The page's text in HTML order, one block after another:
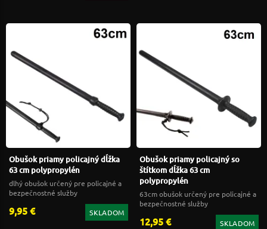
Obušok priamy policajný dĺžka
63 cm polypropylén
dlhý obušok určený pre policajné a
bezpečnostné služby
9,95 € SKLADOM
Obušok priamy policajný so
štítkom dĺžka 63 cm
polypropylén
63cm obušok určený pre policajné a
bezpečnostné služby
12,95 € SKLADOM